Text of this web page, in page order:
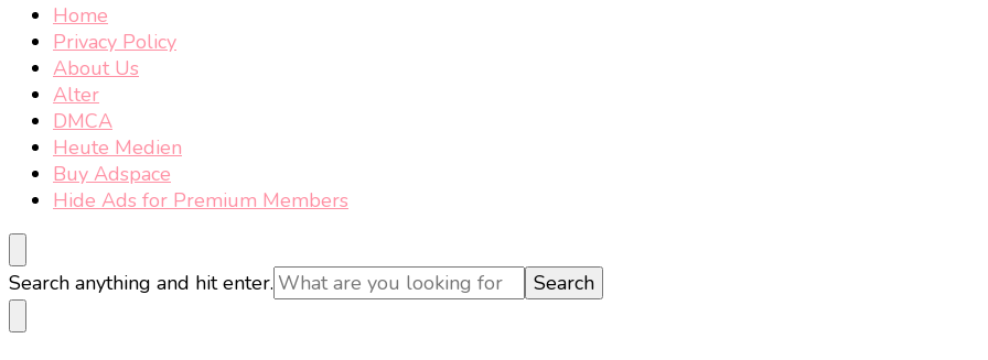
Home
Privacy Policy
About Us
Alter
DMCA
Heute Medien
Buy Adspace
Hide Ads for Premium Members
Looking
for
Something?
Search anything and hit enter.